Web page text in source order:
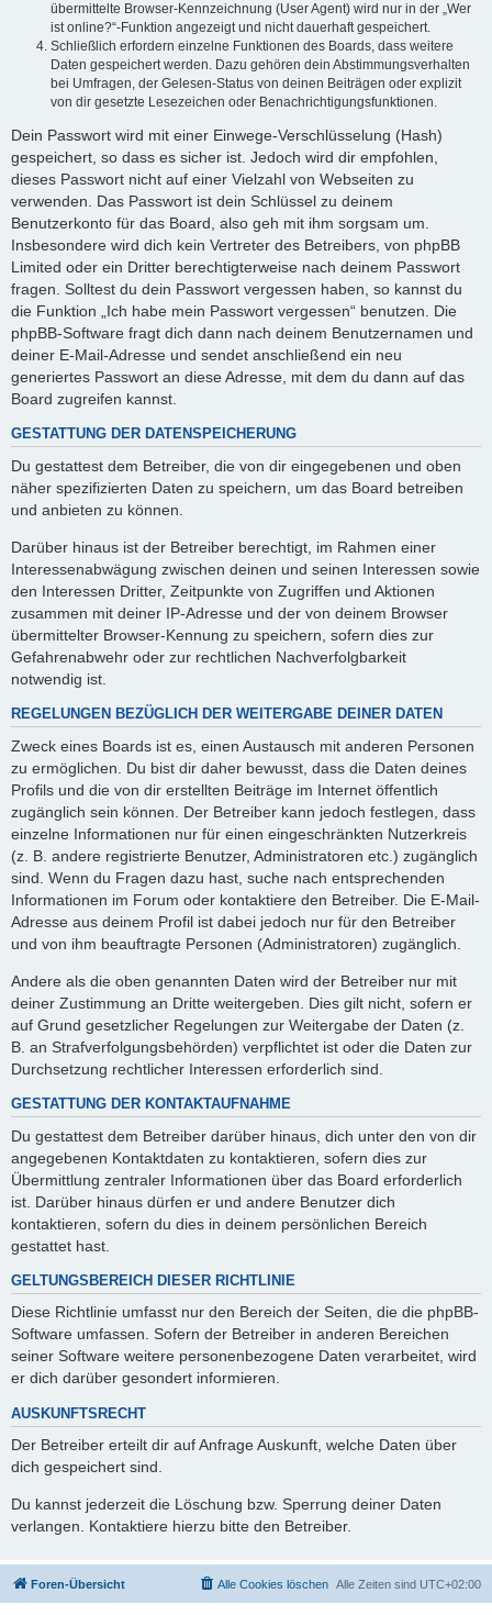
übermittelte Browser-Kennzeichnung (User Agent) wird nur in der „Wer
ist online?“-Funktion angezeigt und nicht dauerhaft gespeichert.
Schließlich erfordern einzelne Funktionen des Boards, dass weitere
Daten gespeichert werden. Dazu gehören dein Abstimmungsverhalten
bei Umfragen, der Gelesen-Status von deinen Beiträgen oder explizit
von dir gesetzte Lesezeichen oder Benachrichtigungsfunktionen.
Dein Passwort wird mit einer Einwege-Verschlüsselung (Hash)
gespeichert, so dass es sicher ist. Jedoch wird dir empfohlen,
dieses Passwort nicht auf einer Vielzahl von Webseiten zu
verwenden. Das Passwort ist dein Schlüssel zu deinem
Benutzerkonto für das Board, also geh mit ihm sorgsam um.
Insbesondere wird dich kein Vertreter des Betreibers, von phpBB
Limited oder ein Dritter berechtigterweise nach deinem Passwort
fragen. Solltest du dein Passwort vergessen haben, so kannst du
die Funktion „Ich habe mein Passwort vergessen“ benutzen. Die
phpBB-Software fragt dich dann nach deinem Benutzernamen und
deiner E-Mail-Adresse und sendet anschließend ein neu
generiertes Passwort an diese Adresse, mit dem du dann auf das
Board zugreifen kannst.
GESTATTUNG DER DATENSPEICHERUNG
Du gestattest dem Betreiber, die von dir eingegebenen und oben
näher spezifizierten Daten zu speichern, um das Board betreiben
und anbieten zu können.
Darüber hinaus ist der Betreiber berechtigt, im Rahmen einer
Interessenabwägung zwischen deinen und seinen Interessen sowie
den Interessen Dritter, Zeitpunkte von Zugriffen und Aktionen
zusammen mit deiner IP-Adresse und der von deinem Browser
übermittelter Browser-Kennung zu speichern, sofern dies zur
Gefahrenabwehr oder zur rechtlichen Nachverfolgbarkeit
notwendig ist.
REGELUNGEN BEZÜGLICH DER WEITERGABE DEINER DATEN
Zweck eines Boards ist es, einen Austausch mit anderen Personen
zu ermöglichen. Du bist dir daher bewusst, dass die Daten deines
Profils und die von dir erstellten Beiträge im Internet öffentlich
zugänglich sein können. Der Betreiber kann jedoch festlegen, dass
einzelne Informationen nur für einen eingeschränkten Nutzerkreis
(z. B. andere registrierte Benutzer, Administratoren etc.) zugänglich
sind. Wenn du Fragen dazu hast, suche nach entsprechenden
Informationen im Forum oder kontaktiere den Betreiber. Die E-Mail-
Adresse aus deinem Profil ist dabei jedoch nur für den Betreiber
und von ihm beauftragte Personen (Administratoren) zugänglich.
Andere als die oben genannten Daten wird der Betreiber nur mit
deiner Zustimmung an Dritte weitergeben. Dies gilt nicht, sofern er
auf Grund gesetzlicher Regelungen zur Weitergabe der Daten (z.
B. an Strafverfolgungsbehörden) verpflichtet ist oder die Daten zur
Durchsetzung rechtlicher Interessen erforderlich sind.
GESTATTUNG DER KONTAKTAUFNAHME
Du gestattest dem Betreiber darüber hinaus, dich unter den von dir
angegebenen Kontaktdaten zu kontaktieren, sofern dies zur
Übermittlung zentraler Informationen über das Board erforderlich
ist. Darüber hinaus dürfen er und andere Benutzer dich
kontaktieren, sofern du dies in deinem persönlichen Bereich
gestattet hast.
GELTUNGSBEREICH DIESER RICHTLINIE
Diese Richtlinie umfasst nur den Bereich der Seiten, die die phpBB-
Software umfassen. Sofern der Betreiber in anderen Bereichen
seiner Software weitere personenbezogene Daten verarbeitet, wird
er dich darüber gesondert informieren.
AUSKUNFTSRECHT
Der Betreiber erteilt dir auf Anfrage Auskunft, welche Daten über
dich gespeichert sind.
Du kannst jederzeit die Löschung bzw. Sperrung deiner Daten
verlangen. Kontaktiere hierzu bitte den Betreiber.
Foren-Übersicht Alle Zeiten sind UTC+02:00
Alle Cookies löschen